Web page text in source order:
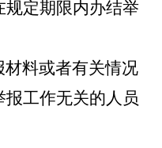
规定期限内办结举
料或者有关情况
工作无关的人员